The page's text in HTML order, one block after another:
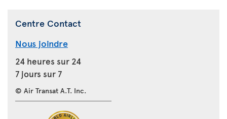
Centre Contact
Nous joindre
24 heures sur 24
7 jours sur 7
© Air Transat A.T. Inc.